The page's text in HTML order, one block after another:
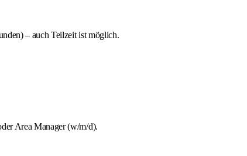
– auch Teilzeit ist möglich.
Area Manager (w/m/d).